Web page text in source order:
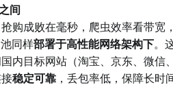
间
抢购成败在毫秒，爬虫效率看带宽
同样部署于高性能网络架构下。
内目标网站（淘宝、京东、微信
稳定可靠 ，丢包率低，保障长时